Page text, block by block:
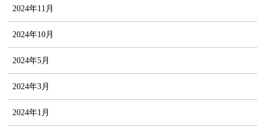
2024年11月
2024年10月
2024年5月
2024年3月
2024年1月